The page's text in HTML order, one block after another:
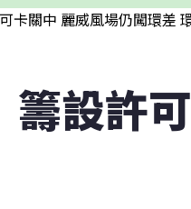
籌設許